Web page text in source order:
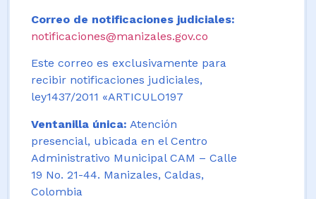
Correo de notificaciones judiciales:
notificaciones@manizales.gov.co
Este correo es exclusivamente para
recibir notificaciones judiciales,
ley1437/2011 «ARTICULO197
Ventanilla única: Atención
presencial, ubicada en el Centro
Administrativo Municipal CAM – Calle
19 No. 21-44. Manizales, Caldas,
Colombia